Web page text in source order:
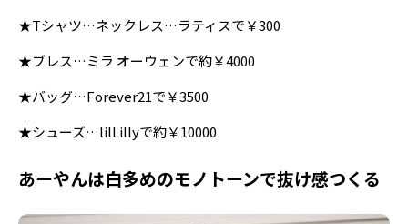
★Tシャツ…ネックレス…ラティスで￥300
★ブレス…ミラ オーウェンで約￥4000
★バッグ…Forever21で￥3500
★シューズ…lilLillyで約￥10000
あーやんは白多めのモノトーンで抜け感つくる